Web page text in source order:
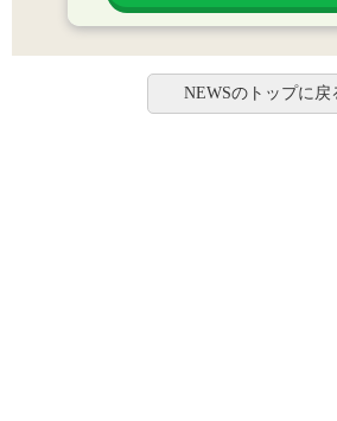
NEWSのトップに戻